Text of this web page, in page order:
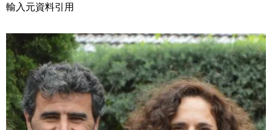
輸入元資料引用